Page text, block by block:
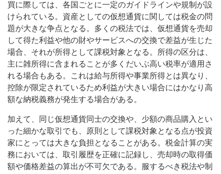
買に際しては、各国ごとに一定のガイドラインや規制が設
けられている。資産としての仮想通貨に関しては税金の問
題が大きな争点となる。多くの税法では、仮想通貨を売却
して得た利益や他の財やサービスへの交換で差益が生じた
場合、それが所得として課税対象となる。所得の区分は、
主に雑所得に含まれることが多くだいぶ高い税率が適用さ
れる場合もある。これは給与所得や事業所得とは異なり、
控除が限定されているため利益が大きい場合にはかなり高
額な納税義務が発生する場合がある。
加えて、同じ仮想通貨同士の交換や、少額の商品購入とい
った細かな取引でも、原則として課税対象となる点が投資
家にとっては大きな負担となることがある。税金計算の実
務においては、取引履歴を正確に記録し、売却時の取得価
額や価格差益の算出が不可欠である。服するべき税法や制